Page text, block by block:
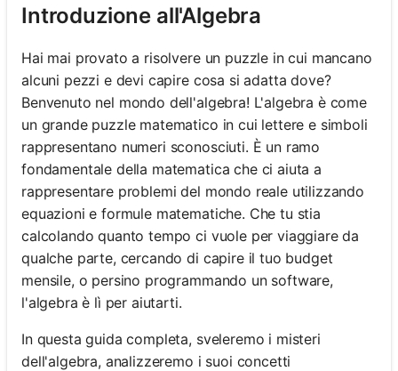
Introduzione all'Algebra
Hai mai provato a risolvere un puzzle in cui mancano
alcuni pezzi e devi capire cosa si adatta dove?
Benvenuto nel mondo dell'algebra! L'algebra è come
un grande puzzle matematico in cui lettere e simboli
rappresentano numeri sconosciuti. È un ramo
fondamentale della matematica che ci aiuta a
rappresentare problemi del mondo reale utilizzando
equazioni e formule matematiche. Che tu stia
calcolando quanto tempo ci vuole per viaggiare da
qualche parte, cercando di capire il tuo budget
mensile, o persino programmando un software,
l'algebra è lì per aiutarti.
In questa guida completa, sveleremo i misteri
dell'algebra, analizzeremo i suoi concetti